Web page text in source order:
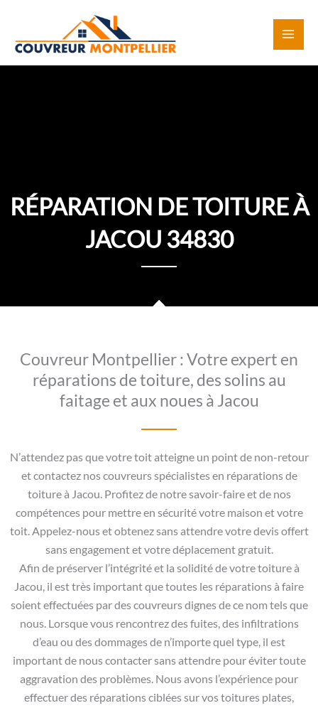
contenu
RÉPARATION DE TOITURE À
JACOU 34830
Couvreur Montpellier : Votre expert en
réparations de toiture, des solins au
faitage et aux noues à Jacou
N’attendez pas que votre toit atteigne un point de non-retour
et contactez nos couvreurs spécialistes en réparations de
toiture à Jacou. Profitez de notre savoir-faire et de nos
compétences pour mettre en sécurité votre maison et votre
toit. Appelez-nous et obtenez sans attendre votre devis offert
sans engagement et votre déplacement gratuit.
Afin de préserver l’intégrité et la solidité de votre toiture à
Jacou, il est très important que toutes les réparations à faire
soient effectuées par des couvreurs dignes de ce nom tels que
nous. Lorsque vous rencontrez des fuites, des infiltrations
d’eau ou des dommages de n’importe quel type, il est
important de nous contacter sans attendre pour éviter toute
aggravation des problèmes. Nous avons l’expérience pour
effectuer des réparations ciblées sur vos toitures plates,